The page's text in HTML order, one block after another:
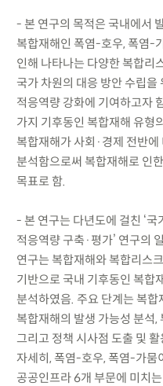
- 본 연구의 목적은 국내에서
복합재해인 폭염-호우, 폭염-
인해 나타나는 다양한 복합리
국가 차원의 대응 방안 수립
적응역량 강화에 기여하고자
가지 기후동인 복합재해 유형
복합재해가 사회·경제 전반
분석함으로써 복합재해로 인
목표로 함.
- 본 연구는 다년도에 걸친 ‘
적응역량 구축·평가’ 연구의
연구는 복합재해와 복합리스
기반으로 국내 기후동인 복합
분석하였음. 주요 단계는 복합
복합재해의 발생 가능성 분석,
그리고 정책 시사점 도출 및
자세히, 폭염-호우, 폭염-가뭄
공공인프라 6개 부문에 미치